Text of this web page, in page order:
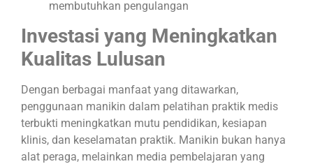
membutuhkan pengulangan
Investasi yang Meningkatkan
Kualitas Lulusan
Dengan berbagai manfaat yang ditawarkan,
penggunaan manikin dalam pelatihan praktik medis
terbukti meningkatkan mutu pendidikan, kesiapan
klinis, dan keselamatan praktik. Manikin bukan hanya
alat peraga, melainkan media pembelajaran yang